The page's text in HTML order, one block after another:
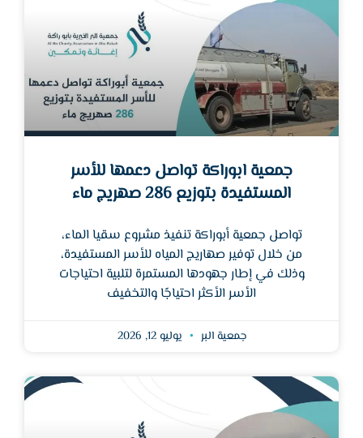
جمعية ابوراكة تواصل دعمها للأسر
المستفيدة بتوزيع 286 صهريج ماء
تواصل جمعية أبوراكة تنفيذ مشروع سقيا الماء،
من خلال توفير صهاريج المياه للأسر المستفيدة،
وذلك في إطار جهودها المستمرة لتلبية احتياجات
الأسر الأكثر احتياجًا والتخفيف
جمعية البر يوليو 12, 2026